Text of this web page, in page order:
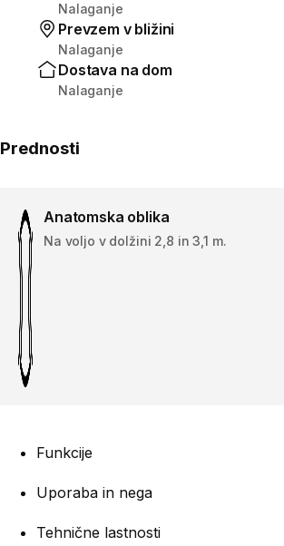
Nalaganje
Prevzem v bližini
Nalaganje
Dostava na dom
Nalaganje
Prednosti
Anatomska oblika
Na voljo v dolžini 2,8 in 3,1 m.
Funkcije
Uporaba in nega
Tehnične lastnosti